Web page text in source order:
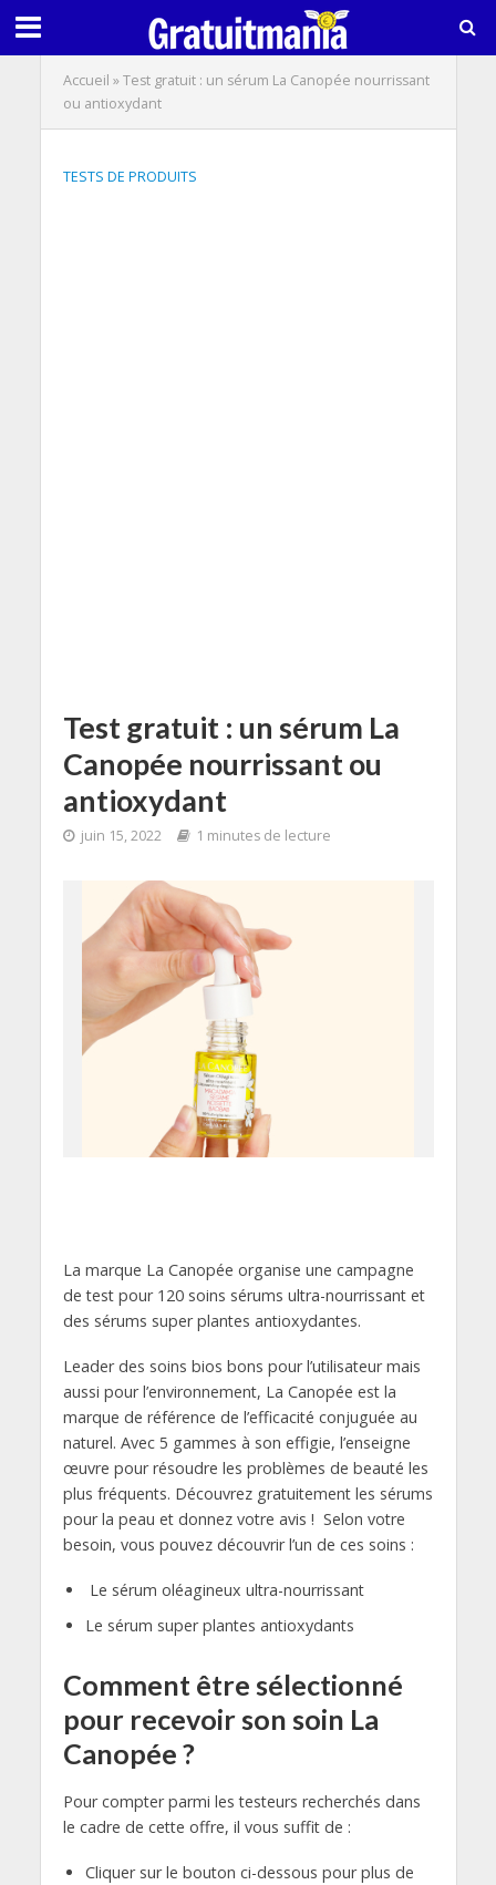
Accueil »Test gratuit : un sérum La Canopée nourrissant
ou antioxydant
TESTS DE PRODUITS
Test gratuit : un sérum La
Canopée nourrissant ou
antioxydant
juin 15, 2022 1 minutes de lecture
La marque La Canopée organise une campagne
de test pour 120 soins sérums ultra-nourrissant et
des sérums super plantes antioxydantes.
Leader des soins bios bons pour l’utilisateur mais
aussi pour l’environnement, La Canopée est la
marque de référence de l’efficacité conjuguée au
naturel. Avec 5 gammes à son effigie, l’enseigne
œuvre pour résoudre les problèmes de beauté les
plus fréquents. Découvrez gratuitement les sérums
pour la peau et donnez votre avis ! Selon votre
besoin, vous pouvez découvrir l’un de ces soins :
Le sérum oléagineux ultra-nourrissant
Le sérum super plantes antioxydants
Comment être sélectionné
pour recevoir son soin La
Canopée ?
Pour compter parmi les testeurs recherchés dans
le cadre de cette offre, il vous suffit de :
Cliquer sur le bouton ci-dessous pour plus de